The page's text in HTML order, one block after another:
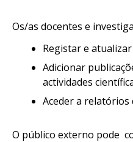
Os/as docentes e
Registar e
Adicionar
actividades
Aceder a relatórios
O público externo pode